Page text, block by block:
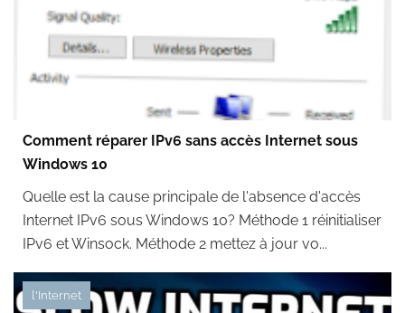
Comment réparer IPv6 sans accès Internet sous
Windows 10
Quelle est la cause principale de l'absence d'accès
Internet IPv6 sous Windows 10? Méthode 1 réinitialiser
IPv6 et Winsock. Méthode 2 mettez à jour vo...
l'Internet